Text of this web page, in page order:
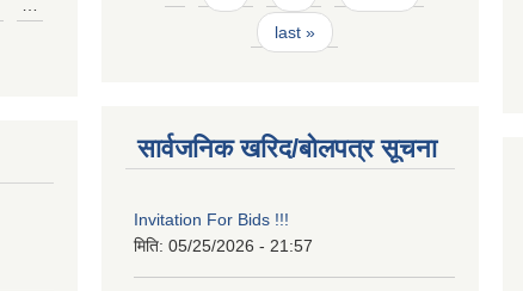
…
last »
सार्वजनिक खरिद/बोलपत्र सूचना
Invitation For Bids !!!
मिति: 05/25/2026 - 21:57